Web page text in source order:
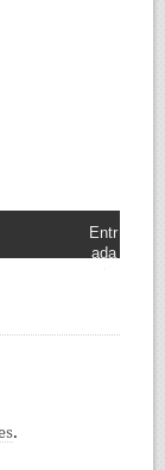
Entr
ada
.